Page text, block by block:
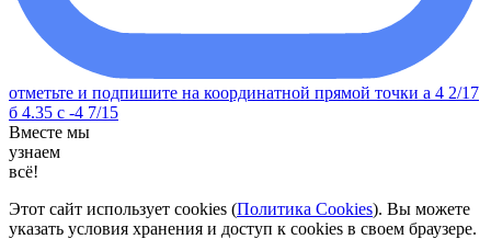
отметьте и подпишите на координатной прямой точки а 4 2/17
б 4.35 с -4 7/15
Вместе мы
узнаем
всё!
Этот сайт использует cookies (Политика Cookies). Вы можете
указать условия хранения и доступ к cookies в своем браузере.